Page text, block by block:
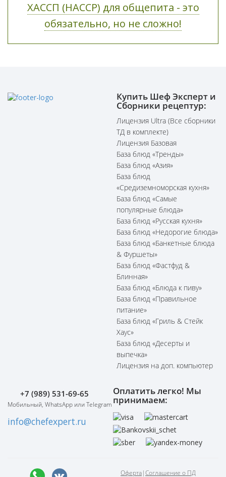
ХАССП (HACCP) для общепита - это
обязательно, но не сложно!
Купить Шеф Эксперт и
Сборники рецептур:
Лицензия Ultra (Все сборники
ТД в комплекте)
Лицензия Базовая
База блюд «Тренды»
База блюд «Азия»
База блюд
«Средиземноморская кухня»
База блюд «Самые
популярные блюда»
База блюд «Русская кухня»
База блюд «Недорогие блюда»
База блюд «Банкетные блюда
& Фуршеты»
База блюд «Фастфуд &
Блинная»
База блюд «Блюда к пиву»
База блюд «Правильное
питание»
База блюд «Гриль & Стейк
Хаус»
База блюд «Десерты и
выпечка»
Лицензия на доп. компьютер
+7 (989) 531-69-65
Мобильный, WhatsApp или Telegram
info@chefexpert.ru
Оплатить легко! Мы
принимаем:
Оферта|Соглашение о ПД